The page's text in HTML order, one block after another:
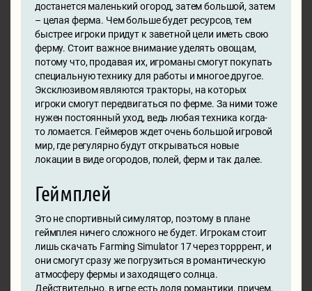
достанется маленький огород, затем большой, затем
– целая ферма. Чем больше будет ресурсов, тем
быстрее игроки придут к заветной цели иметь свою
ферму. Стоит важное внимание уделять овощам,
потому что, продавая их, игроманы смогут покупать
специальную технику для работы и многое другое.
Эксклюзивом являются тракторы, на которых
игроки смогут передвигаться по ферме. За ними тоже
нужен постоянный уход, ведь любая техника когда-
то ломается. Геймеров ждет очень большой игровой
мир, где регулярно будут открываться новые
локации в виде огородов, полей, ферм и так далее.
Геймплей
Это не спортивный симулятор, поэтому в плане
геймплея ничего сложного не будет. Игрокам стоит
лишь скачать Farming Simulator 17 через торррент, и
они смогут сразу же погрузиться в романтическую
атмосферу фермы и заходящего солнца.
Действительно, в игре есть доля романтики, причем,